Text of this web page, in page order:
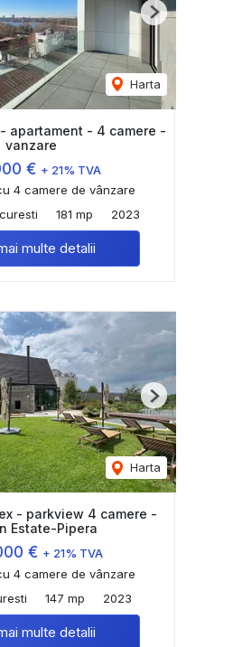
Harta
Next
apartament - 4 camere -
vanzare
€ + 21% TVA
4 camere de vânzare
181 mp 2023
multe detalii
Harta
Next
- parkview 4 camere -
Estate-Pipera
€ + 21% TVA
4 camere de vânzare
147 mp 2023
multe detalii